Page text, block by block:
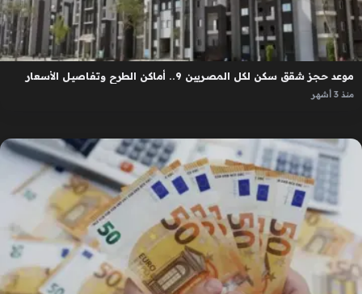
موعد حجز شقق سكن لكل المصريين 9.. أماكن الطرح وتفاصيل الأسعار
منذ 3 أشهر